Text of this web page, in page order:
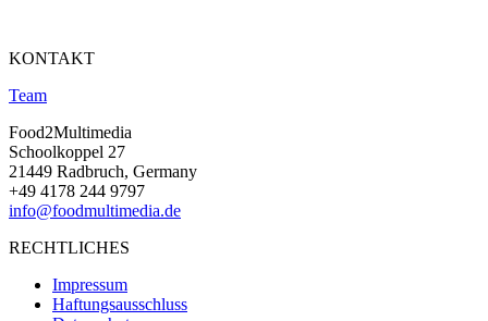
KONTAKT
Team
Food2Multimedia
Schoolkoppel 27
21449 Radbruch, Germany
+49 4178 244 9797
info@foodmultimedia.de
RECHTLICHES
Impressum
Haftungsausschluss